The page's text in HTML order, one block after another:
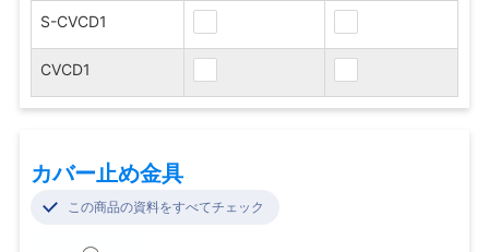
S-CVCD1
CVCD1
カバー止め金具
この商品の資料をすべてチェック